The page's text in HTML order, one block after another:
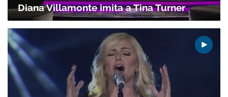
Diana Villamonte imita a Tina Turner